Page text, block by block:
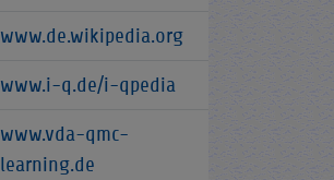
www.de.wikipedia.org
www.i-q.de/i-qpedia
www.vda-qmc-
learning.de